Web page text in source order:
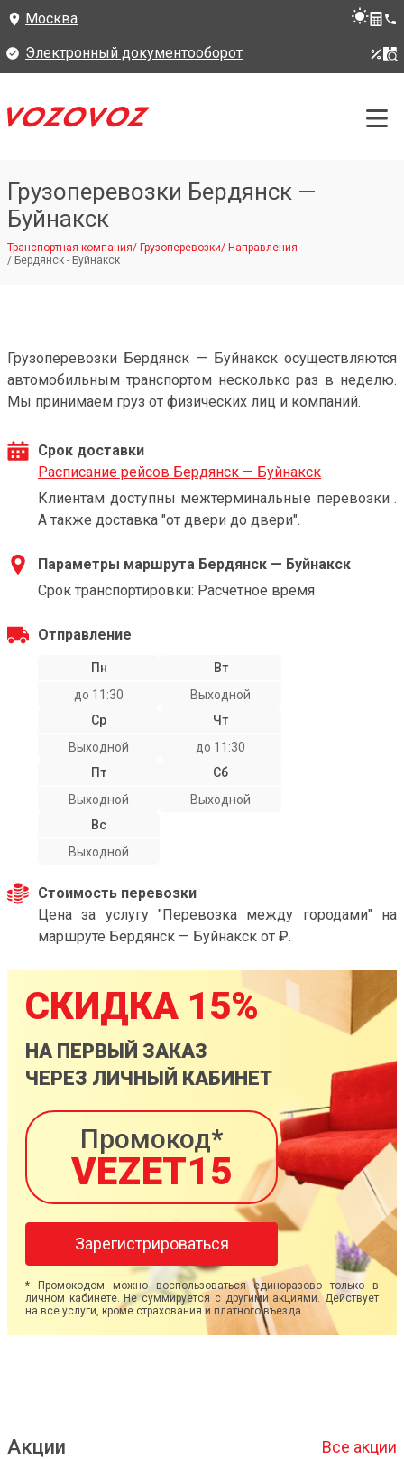
Москва
Электронный документооборот
Грузоперевозки Бердянск —
Буйнакск
Транспортная компания/ Грузоперевозки/ Направления
/ Бердянск - Буйнакск
Грузоперевозки Бердянск — Буйнакск осуществляются
автомобильным транспортом несколько раз в неделю.
Мы принимаем груз от физических лиц и компаний.
Срок доставки
Расписание рейсов Бердянск — Буйнакск
Клиентам доступны межтерминальные перевозки .
А также доставка "от двери до двери".
Параметры маршрута Бердянск — Буйнакск
Срок транспортировки: Расчетное время
Отправление
Пн
до 11:30
Вт
Выходной
Ср
Выходной
Чт
до 11:30
Пт
Выходной
Сб
Выходной
Вс
Выходной
Стоимость перевозки
Цена за услугу "Перевозка между городами" на
маршруте Бердянск — Буйнакск от ₽.
СКИДКА 15%
НА ПЕРВЫЙ ЗАКАЗ
ЧЕРЕЗ ЛИЧНЫЙ КАБИНЕТ
Промокод*
VEZET15
Зарегистрироваться
* Промокодом можно воспользоваться единоразово только в
личном кабинете. Не суммируется с другими акциями. Действует
на все услуги, кроме страхования и платного въезда.
Акции Все акции